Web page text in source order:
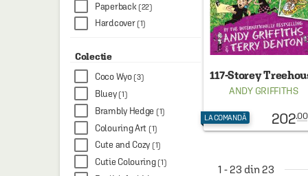
Paperback (22)
Hardcover (1)
Colectie
Coco Wyo (3)
Bluey (1)
Brambly Hedge (1)
Colouring Art (1)
Cute and Cozy (1)
Cutie Colouring (1)
117-Storey
ANDY GRIFFITHS
LA COMANDĂ 202.00
1 - 23 din 23